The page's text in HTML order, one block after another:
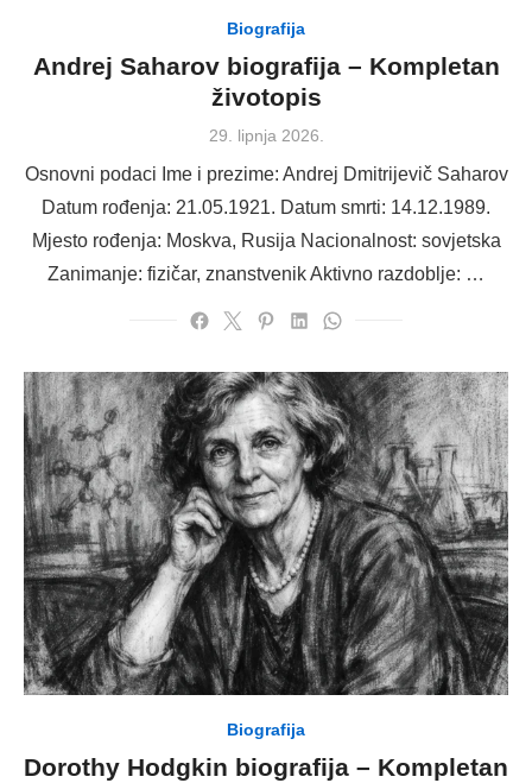
Biografija
Andrej Saharov biografija – Kompletan
životopis
Posted
29. lipnja 2026.
Osnovni podaci Ime i prezime: Andrej Dmitrijevič Saharov
Datum rođenja: 21.05.1921. Datum smrti: 14.12.1989.
Mjesto rođenja: Moskva, Rusija Nacionalnost: sovjetska
Zanimanje: fizičar, znanstvenik Aktivno razdoblje: …
Biografija
Dorothy Hodgkin biografija – Kompletan